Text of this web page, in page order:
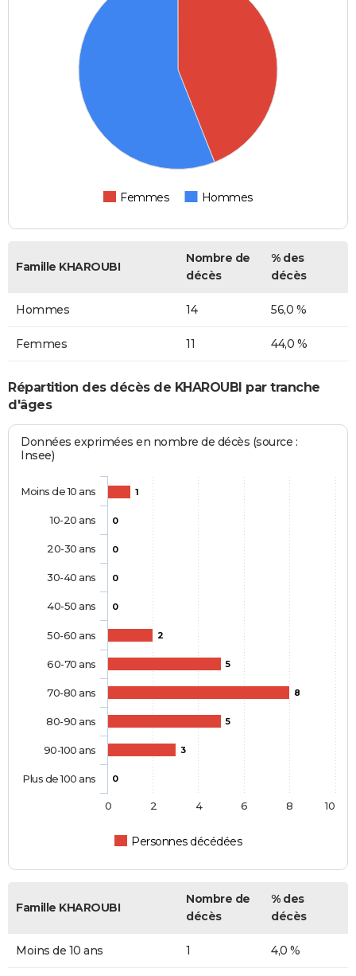
Femmes Hommes
Famille KHAROUBI
Nombre de
décès
% des
décès
Hommes 14 56,0 %
Femmes 11 44,0 %
Répartition des décès de KHAROUBI par tranche
d'âges
Données exprimées en nombre de décès (source :
Insee)
1
0
0
0
0
2
5
8
5
3
0
Personnes décédées
Moins de 10 ans
10-20 ans
20-30 ans
30-40 ans
40-50 ans
50-60 ans
60-70 ans
70-80 ans
80-90 ans
90-100 ans
Plus de 100 ans
0 2 4 6 8 10
Famille KHAROUBI
Nombre de
décès
% des
décès
Moins de 10 ans 1 4,0 %